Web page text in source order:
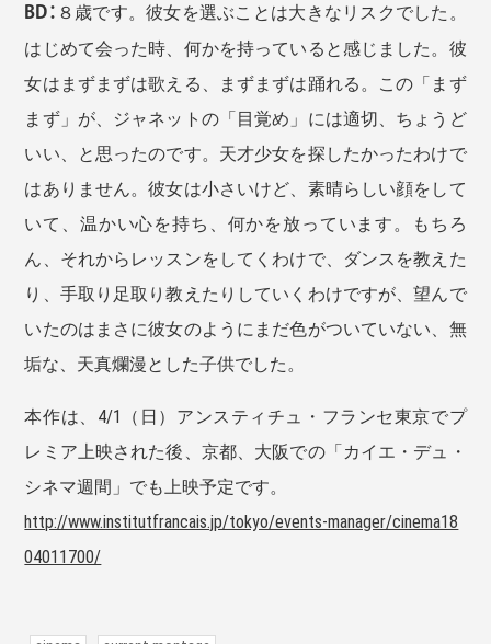
BD： ８歳です。彼女を選ぶことは大きなリスクでした。
はじめて会った時、何かを持っていると感じました。彼
女はまずまずは歌える、まずまずは踊れる。この「まず
まず」が、ジャネットの「目覚め」には適切、ちょうど
いい、と思ったのです。天才少女を探したかったわけで
はありません。彼女は小さいけど、素晴らしい顔をして
いて、温かい心を持ち、何かを放っています。もちろ
ん、それからレッスンをしてくわけで、ダンスを教えた
り、手取り足取り教えたりしていくわけですが、望んで
いたのはまさに彼女のようにまだ色がついていない、無
垢な、天真爛漫とした子供でした。
本作は、4/1（日）アンスティチュ・フランセ東京でプ
レミア上映された後、京都、大阪での「カイエ・デュ・
シネマ週間」でも上映予定です。
http://www.institutfrancais.jp/tokyo/events-manager/cinema18
04011700/